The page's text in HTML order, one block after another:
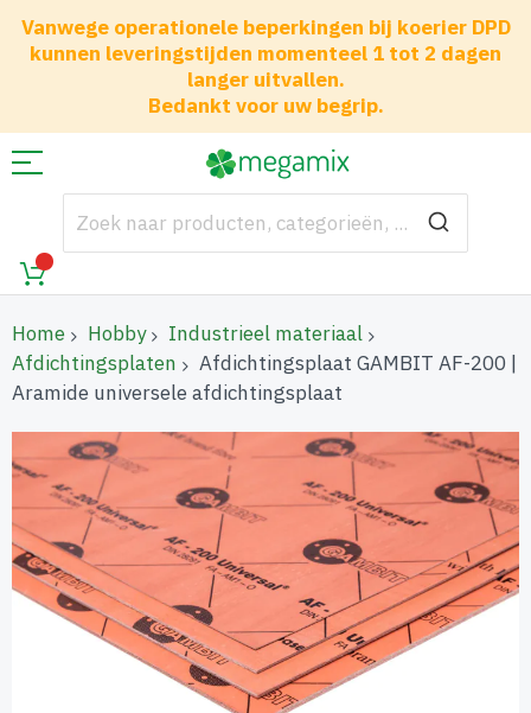
Vanwege operationele beperkingen bij koerier DPD
kunnen leveringstijden momenteel 1 tot 2 dagen
langer uitvallen.
Bedankt voor uw begrip.
Home Hobby
Industrieel materiaal
Afdichtingsplaten
Afdichtingsplaat GAMBIT AF-200 |
Aramide universele afdichtingsplaat
naar
het
einde
van
de
afbeeldingen-
gallerij